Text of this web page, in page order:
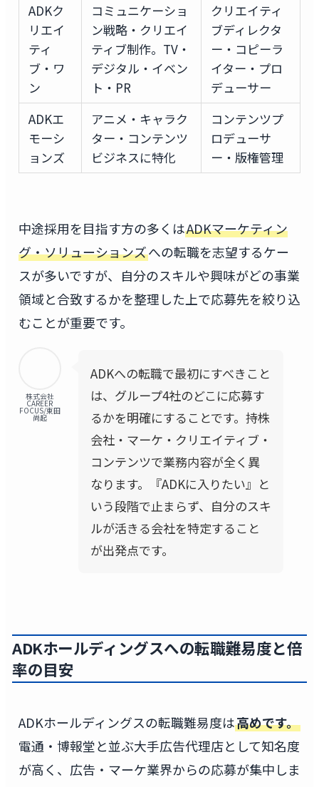
ADKク
リエイ
ティ
ブ・ワ
ン
コミュニケーショ
ン戦略・クリエイ
ティブ制作。TV・
デジタル・イベン
ト・PR
クリエイティ
ブディレクタ
ー・コピーラ
イター・プロ
デューサー
ADKエ
モーシ
ョンズ
アニメ・キャラク
ター・コンテンツ
ビジネスに特化
コンテンツプ
ロデューサ
ー・版権管理
中途採用を目指す方の多くはADKマーケティン
グ・ソリューションズへの転職を志望するケー
スが多いですが、自分のスキルや興味がどの事業
領域と合致するかを整理した上で応募先を絞り込
むことが重要です。
株式会社
CAREER
FOCUS/東田
尚起
ADKへの転職で最初にすべきこと
は、グループ4社のどこに応募す
るかを明確にすることです。持株
会社・マーケ・クリエイティブ・
コンテンツで業務内容が全く異
なります。『ADKに入りたい』と
いう段階で止まらず、自分のスキ
ルが活きる会社を特定すること
が出発点です。
ADKホールディングスへの転職難易度と倍
率の目安
ADKホールディングスの転職難易度は高めです。
電通・博報堂と並ぶ大手広告代理店として知名度
が高く、広告・マーケ業界からの応募が集中しま